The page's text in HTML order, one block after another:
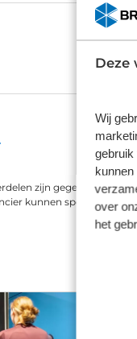
Deze
Wij
gebruik
over
het
zijn gegeven op
kunnen specificaties